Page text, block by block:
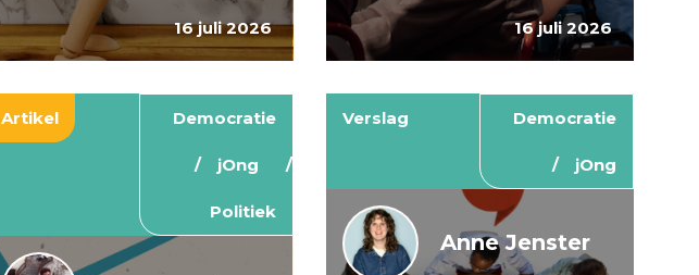
16 juli 2026 16 juli 2026
Artikel Democratie
jOng
Politiek
Verslag Democratie
jOng
Anne Jenster